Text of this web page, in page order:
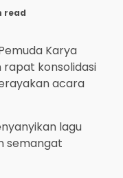
read
Karya
rapat konsolidasi
acara
lagu
semangat